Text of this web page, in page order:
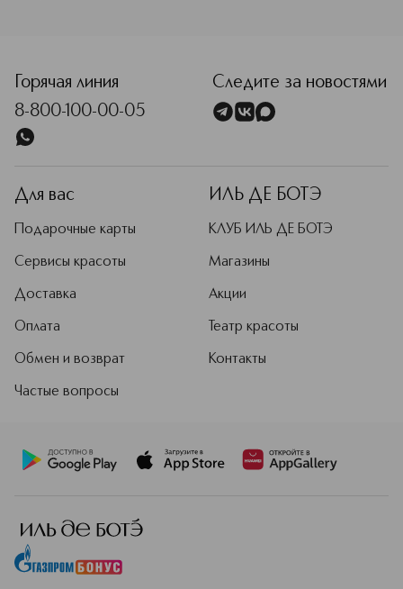
Горячая линия
8-800-100-00-05
Следите за новостями
Для вас
Подарочные карты
Сервисы красоты
Доставка
Оплата
Обмен и возврат
Частые вопросы
ИЛЬ ДЕ БОТЭ
КЛУБ ИЛЬ ДЕ БОТЭ
Магазины
Акции
Театр красоты
Контакты